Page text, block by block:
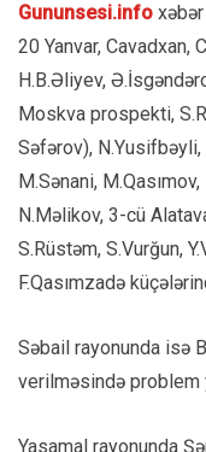
Gununsesi.info
20 Yanvar, Cavadxan,
H.B.Əliyev,
Moskva prospekti,
Səfərov), N.Yusifbəyli,
M.Sənani,
N.Məlikov, 3-cü
S.Rüstəm, S.Vurğun,
F.Qasımzadə
Səbail rayonunda isə
verilməsində problem
Yasamal rayonunda